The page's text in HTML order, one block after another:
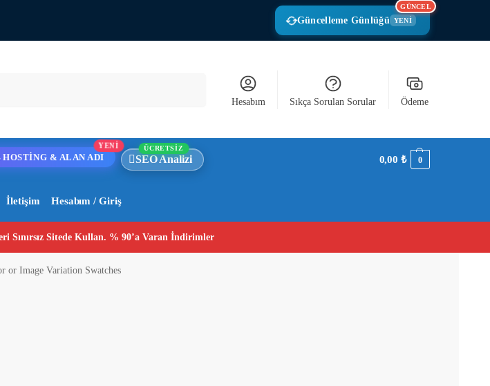
Güncelleme Günlüğü YENİ
GÜNCEL
Hesabım Sıkça Sorulan Sorular Ödeme
HOSTİNG & ALAN ADI
YENİ
SEO Analizi
ÜCRETSİZ
İletişim Hesabım / Giriş
0,00₺ 0
Sınırsız Sitede Kullan. % 90’a Varan İndirimler
or Image Variation Swatches